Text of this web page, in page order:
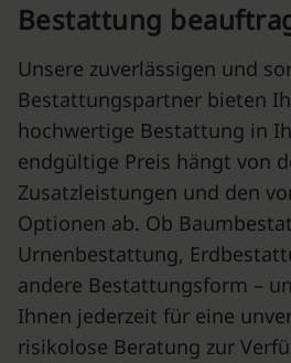
Bestattung
Unsere zuverlässigen und
Bestattungspartner bieten
hochwertige Bestattung in
endgültige Preis hängt von
Zusatzleistungen und den
Optionen ab. Ob
Urnenbestattung,
andere Bestattungsform –
Ihnen jederzeit für eine
risikolose Beratung zur